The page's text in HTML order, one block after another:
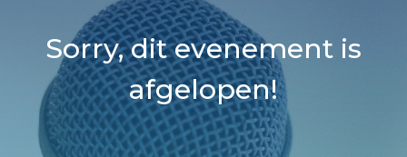
Sorry, dit evenement is
afgelopen!